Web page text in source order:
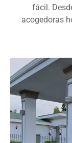
fácil.
acogedoras